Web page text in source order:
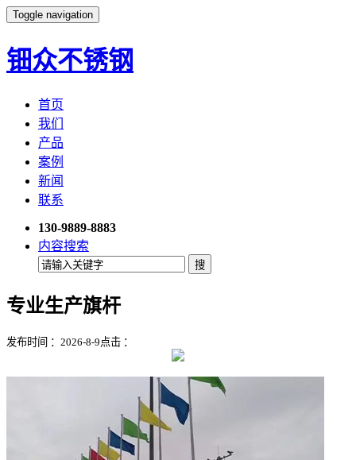
Toggle navigation
钿众不锈钢
首页
我们
产品
案例
新闻
联系
130-9889-8883
内容搜索
专业生产旗杆
发布时间 ：2026-8-9 点击 ：